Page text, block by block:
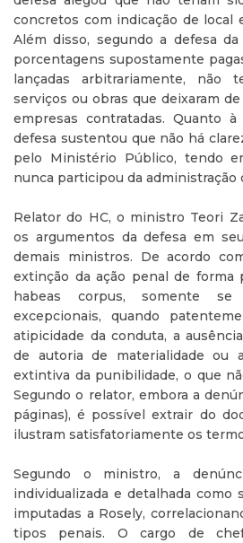
concretos com indicação de local
Além disso, segundo a defesa da
porcentagens supostamente
lançadas arbitrariamente, não
serviços ou obras que deixaram
empresas contratadas. Quanto à
defesa sustentou que não há
pelo Ministério Público, tendo
nunca participou da administração
Relator do HC, o ministro Teori
os argumentos da defesa em
demais ministros. De acordo
extinção da ação penal de forma
habeas corpus, somente
excepcionais, quando
atipicidade da conduta, a
de autoria de materialidade ou
extintiva da punibilidade, o que
Segundo o relator, embora a
páginas), é possível extrair do
ilustram satisfatoriamente os
Segundo o ministro, a
individualizada e detalhada como
imputadas a Rosely,
tipos penais. O cargo de